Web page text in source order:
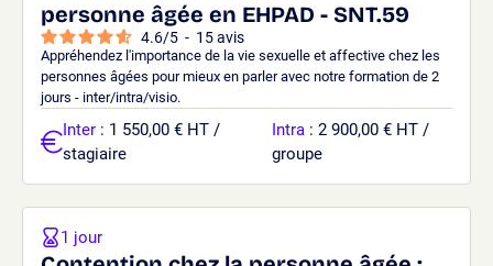
personne âgée en EHPAD - SNT.59
4.6/5 - 15avis
Appréhendez l'importance de la vie sexuelle et affective chez les
personnes âgées pour mieux en parler avec notre formation de 2
jours - inter/intra/visio.
Inter : 1 550,00 € HT /
stagiaire
Intra : 2 900,00 € HT /
groupe
1 jour